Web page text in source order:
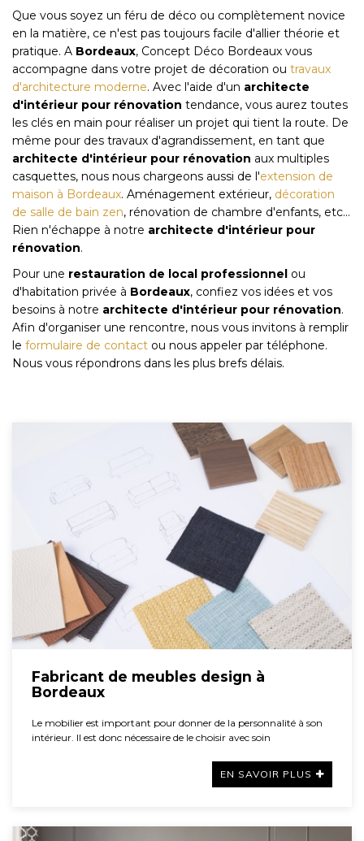
Que vous soyez un féru de déco ou complètement novice
en la matière, ce n'est pas toujours facile d'allier théorie et
pratique. A Bordeaux, Concept Déco Bordeaux vous
accompagne dans votre projet de décoration ou travaux
d'architecture moderne. Avec l'aide d'un architecte
d'intérieur pour rénovation tendance, vous aurez toutes
les clés en main pour réaliser un projet qui tient la route. De
même pour des travaux d'agrandissement, en tant que
architecte d'intérieur pour rénovation aux multiples
casquettes, nous nous chargeons aussi de l'extension de
maison à Bordeaux. Aménagement extérieur, décoration
de salle de bain zen, rénovation de chambre d'enfants, etc...
Rien n'échappe à notre architecte d'intérieur pour
rénovation.
Pour une restauration de local professionnel ou
d'habitation privée à Bordeaux, confiez vos idées et vos
besoins à notre architecte d'intérieur pour rénovation.
Afin d'organiser une rencontre, nous vous invitons à remplir
le formulaire de contact ou nous appeler par téléphone.
Nous vous répondrons dans les plus brefs délais.
Fabricant de meubles design à
Bordeaux
Le mobilier est important pour donner de la personnalité à son
intérieur. Il est donc nécessaire de le choisir avec soin
EN SAVOIR PLUS